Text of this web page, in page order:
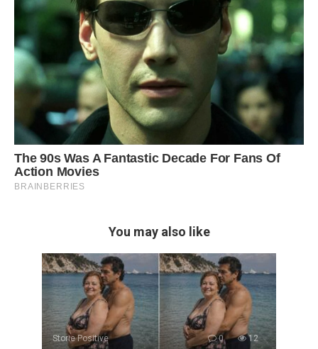
You may also like
Storie Positive 0 12